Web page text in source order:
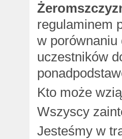
regulaminem
w porównaniu
uczestników
Kto może
Wszyscy
Jesteśmy w